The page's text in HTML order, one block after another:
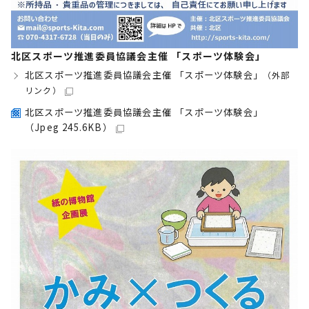
北区スポーツ推進委員協議会主催 「スポーツ体験会」
北区スポーツ推進委員協議会主催 「スポーツ体験会」
（外部
リンク）
北区スポーツ推進委員協議会主催 「スポーツ体験会」
（Jpeg 245.6KB）